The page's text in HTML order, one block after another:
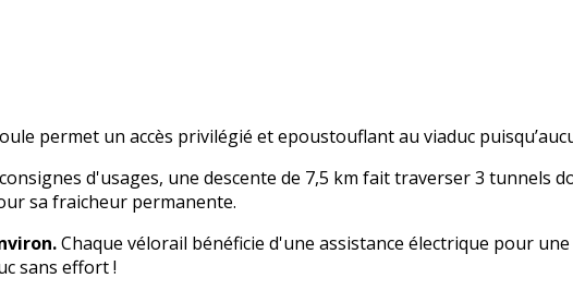
permet un accès privilégié et epoustouflant au viaduc
d'usages, une descente de 7,5 km fait traverser 3 tunnels
sa fraicheur permanente.
Chaque vélorail bénéficie d'une assistance électrique pour
sans effort !